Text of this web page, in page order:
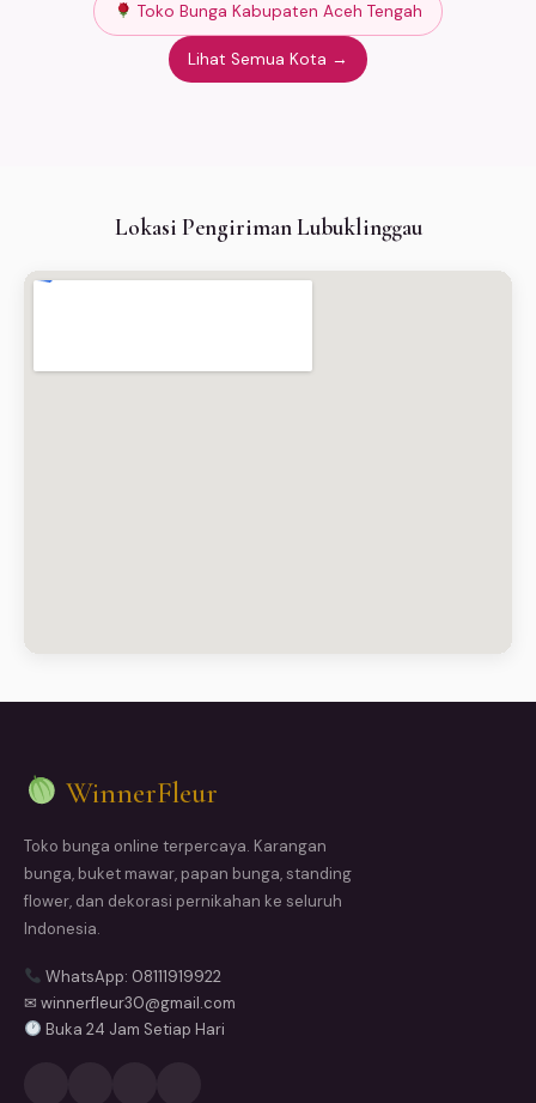
Toko Bunga Kabupaten Aceh Tengah
Lihat Semua Kota →
Lokasi Pengiriman Lubuklinggau
WinnerFleur
Toko bunga online terpercaya. Karangan
bunga, buket mawar, papan bunga, standing
flower, dan dekorasi pernikahan ke seluruh
Indonesia.
WhatsApp: 08111919922
✉ winnerfleur30@gmail.com
Buka 24 Jam Setiap Hari